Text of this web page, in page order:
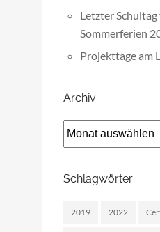
Letzter Schultag
Sommerferien
Projekttage am
Archiv
Archiv
Schlagwörter
2019 2022